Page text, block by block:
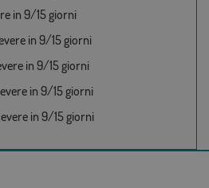
in 9/15 giorni
in 9/15 giorni
in 9/15 giorni
in 9/15 giorni
in 9/15 giorni